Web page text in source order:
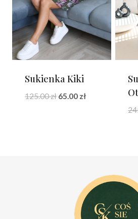
Sukienka Kiki
125.00zł Pierwotna
65.00 złAktualna